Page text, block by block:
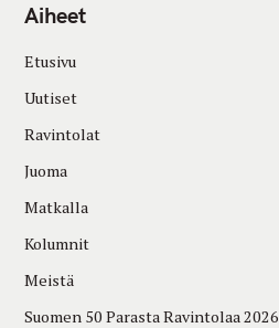
Aiheet
Etusivu
Uutiset
Ravintolat
Juoma
Matkalla
Kolumnit
Meistä
Suomen 50 Parasta Ravintolaa 2026